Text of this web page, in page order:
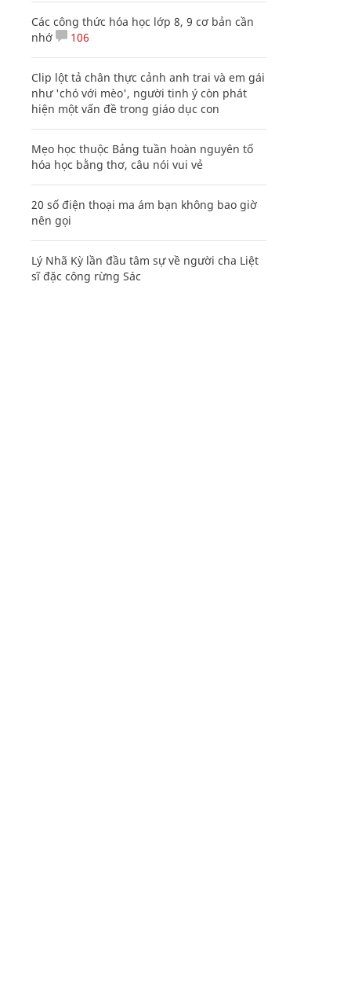
Các công thức hóa học lớp 8, 9 cơ bản cần
nhớ
106
Clip lột tả chân thực cảnh anh trai và em gái
như 'chó với mèo', người tinh ý còn phát
hiện một vấn đề trong giáo dục con
Mẹo học thuộc Bảng tuần hoàn nguyên tố
hóa học bằng thơ, câu nói vui vẻ
20 số điện thoại ma ám bạn không bao giờ
nên gọi
Lý Nhã Kỳ lần đầu tâm sự về người cha Liệt
sĩ đặc công rừng Sác